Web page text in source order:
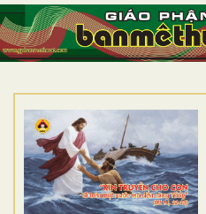
TRANG NHẤT
GIỚI THIỆU
DÒNG TU
BAN MỤC VỤ
ĐOÀN THỂ CG